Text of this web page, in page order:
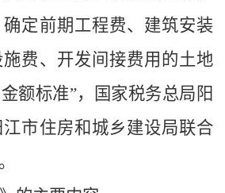
定前期工程费、建筑安装
费、开发间接费用的土地
额标准”，国家税务总局阳
市住房和城乡建设局联合